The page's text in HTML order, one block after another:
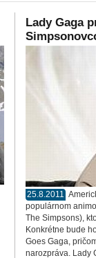
Lady Gaga
25.8.2011
populárnom
The Simpsons),
Konkrétne bude
Goes Gaga,
narozpráva. Lady